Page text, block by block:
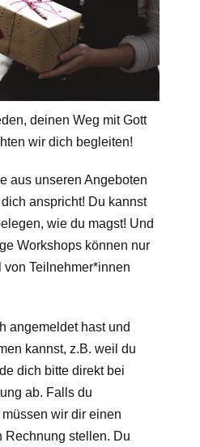
deinen Weg mit Gott
wir dich begleiten!
aus unseren Angeboten
anspricht! Du kannst
wie du magst! Und
Workshops können nur
Teilnehmer*innen
angemeldet hast und
kannst, z.B. weil du
dich bitte direkt bei
ab. Falls du
wir dir einen
Rechnung stellen. Du